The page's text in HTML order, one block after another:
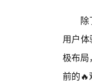
除
用户
极布局
前的